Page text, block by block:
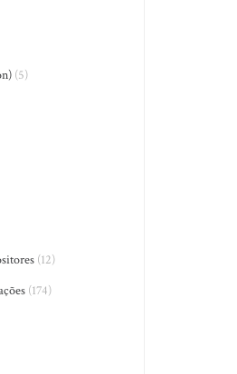
(5)
(12)
(174)